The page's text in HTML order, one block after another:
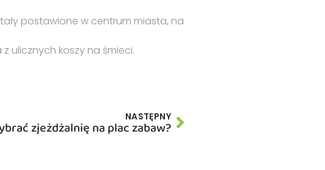
postawione w centrum miasta, na
ulicznych koszy na śmieci.
NASTĘPNY
zjeżdżalnię na plac zabaw?